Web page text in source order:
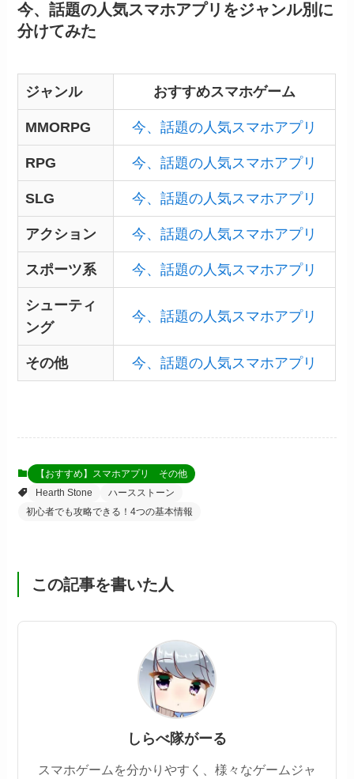
今、話題の人気スマホアプリをジャンル別に
分けてみた
ジャンル おすすめスマホゲーム
MMORPG 今、話題の人気スマホアプリ
RPG 今、話題の人気スマホアプリ
SLG 今、話題の人気スマホアプリ
アクション 今、話題の人気スマホアプリ
スポーツ系 今、話題の人気スマホアプリ
シューティ
ング
今、話題の人気スマホアプリ
その他 今、話題の人気スマホアプリ
【おすすめ】スマホアプリ その他
Hearth Stone
ハースストーン
初心者でも攻略できる！4つの基本情報
この記事を書いた人
しらべ隊がーる
スマホゲームを分かりやすく、様々なゲームジャ